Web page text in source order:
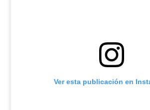
Ver esta publicación en